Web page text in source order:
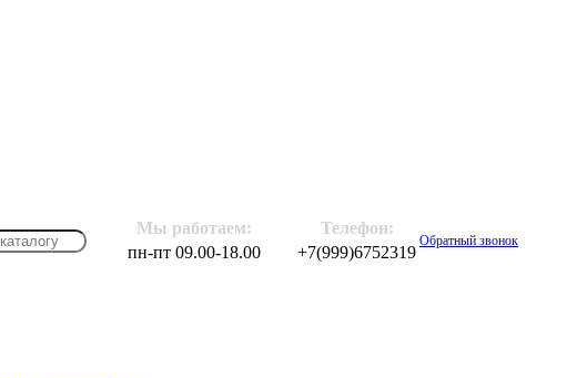
Мы работаем:
Телефон:
пн-пт 09.00-18.00
+7(999)6752319
Обратный звонок